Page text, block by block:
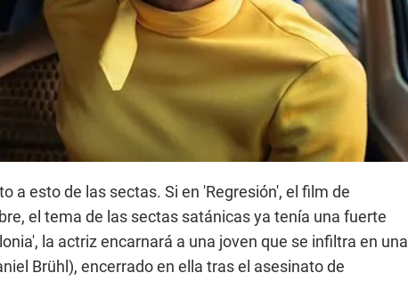
a esto de las sectas. Si en 'Regresión', el film de
el tema de las sectas satánicas ya tenía una fuerte
la actriz encarnará a una joven que se infiltra en una
Brühl), encerrado en ella tras el asesinato de